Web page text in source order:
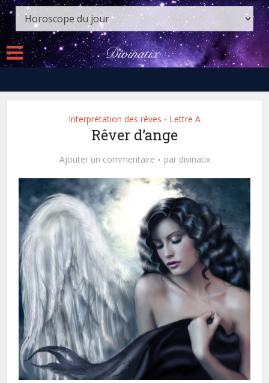
Interprétation des rêves • Lettre A
Rêver d’ange
Ajouter un commentaire par divinatix